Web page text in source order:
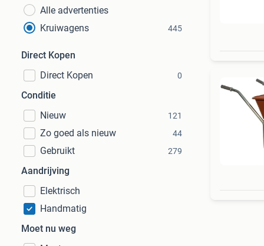
Alle advertenties
Kruiwagens
445
Direct Kopen
Direct Kopen
0
Conditie
Nieuw
121
Zo goed als nieuw 44
Gebruikt 279
Aandrijving
Elektrisch
Handmatig
Moet nu weg